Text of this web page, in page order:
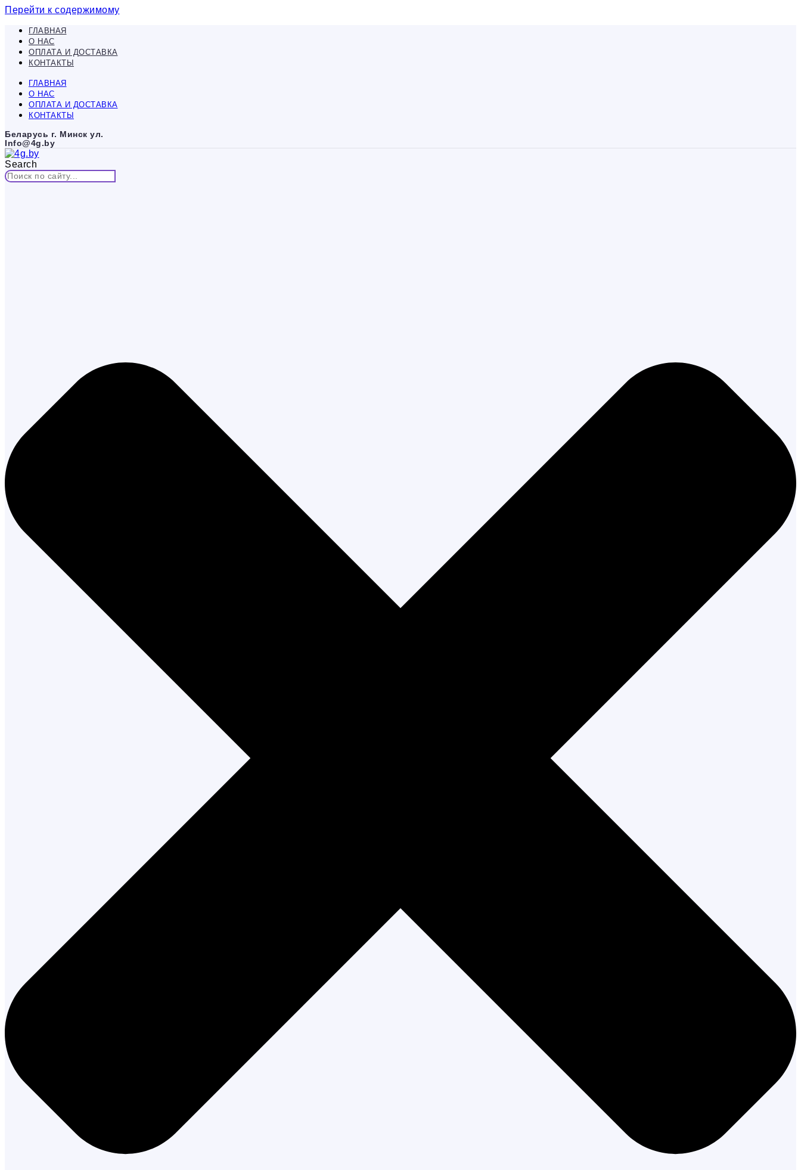
Перейти к содержимому
ГЛАВНАЯ
О НАС
ОПЛАТА И ДОСТАВКА
КОНТАКТЫ
ГЛАВНАЯ
О НАС
ОПЛАТА И ДОСТАВКА
КОНТАКТЫ
Беларусь г. Минск ул.
Info@4g.by
Search